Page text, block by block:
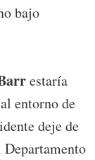
bajo
estaría
entorno de
deje de